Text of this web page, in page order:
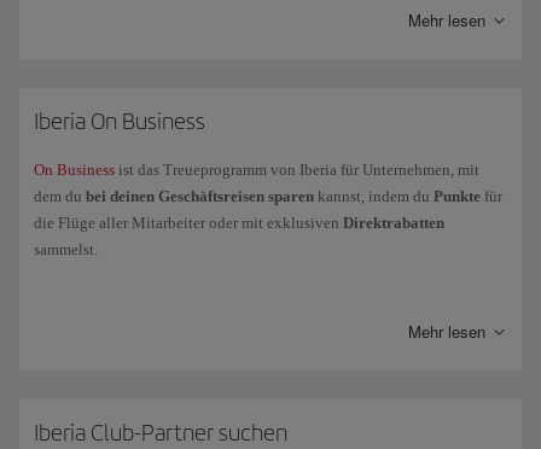
Mehr lesen
Iberia On Business
On Business ist das Treueprogramm von Iberia für Unternehmen, mit
dem du bei deinen Geschäftsreisen sparen kannst, indem du Punkte für
die Flüge aller Mitarbeiter oder mit exklusiven Direktrabatten
sammelst.
. Das Unternehmen sammelt Punkte bei On Business,
Express und Iberia Regional Air Nostrum), British Airways und American
Mehr lesen
Iberia Club-Partner suchen